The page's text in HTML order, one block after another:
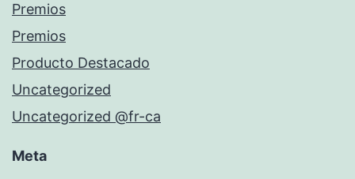
Premios
Premios
Producto Destacado
Uncategorized
Uncategorized @fr-ca
Meta